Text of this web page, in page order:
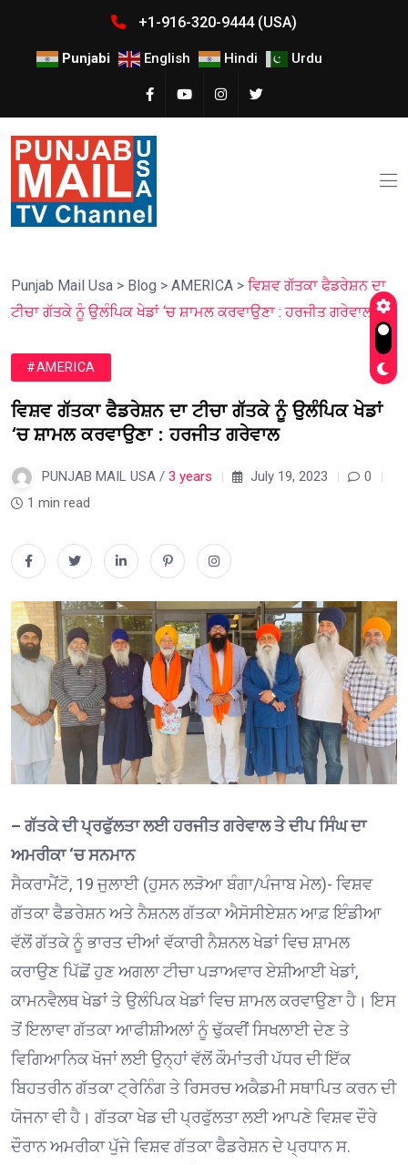
+1-916-320-9444 (USA)
Punjabi English Hindi Urdu
Punjab Mail Usa > Blog > AMERICA > ਵਿਸ਼ਵ ਗੱਤਕਾ ਫੈਡਰੇਸ਼ਨ ਦਾ
ਟੀਚਾ ਗੱਤਕੇ ਨੂੰ ਉਲੰਪਿਕ ਖੇਡਾਂ ‘ਚ ਸ਼ਾਮਲ ਕਰਵਾਉਣਾ : ਹਰਜੀਤ ਗਰੇਵਾਲ
#AMERICA
ਵਿਸ਼ਵ ਗੱਤਕਾ ਫੈਡਰੇਸ਼ਨ ਦਾ ਟੀਚਾ ਗੱਤਕੇ ਨੂੰ ਉਲੰਪਿਕ ਖੇਡਾਂ
‘ਚ ਸ਼ਾਮਲ ਕਰਵਾਉਣਾ : ਹਰਜੀਤ ਗਰੇਵਾਲ
PUNJAB MAIL USA / 3 years July 19, 2023
0
1 min read
– ਗੱਤਕੇ ਦੀ ਪ੍ਰਫੁੱਲਤਾ ਲਈ ਹਰਜੀਤ ਗਰੇਵਾਲ ਤੇ ਦੀਪ ਸਿੰਘ ਦਾ
ਅਮਰੀਕਾ ‘ਚ ਸਨਮਾਨ
ਸੈਕਰਾਮੈਂਟੋ, 19 ਜੁਲਾਈ (ਹੁਸਨ ਲੜੋਆ ਬੰਗਾ/ਪੰਜਾਬ ਮੇਲ)- ਵਿਸ਼ਵ
ਗੱਤਕਾ ਫੈਡਰੇਸ਼ਨ ਅਤੇ ਨੈਸ਼ਨਲ ਗੱਤਕਾ ਐਸੋਸੀਏਸ਼ਨ ਆਫ਼ ਇੰਡੀਆ
ਵੱਲੋਂ ਗੱਤਕੇ ਨੂੰ ਭਾਰਤ ਦੀਆਂ ਵੱਕਾਰੀ ਨੈਸ਼ਨਲ ਖੇਡਾਂ ਵਿਚ ਸ਼ਾਮਲ
ਕਰਾਉਣ ਪਿੱਛੋਂ ਹੁਣ ਅਗਲਾ ਟੀਚਾ ਪੜਾਅਵਾਰ ਏਸ਼ੀਆਈ ਖੇਡਾਂ,
ਕਾਮਨਵੈਲਥ ਖੇਡਾਂ ਤੇ ਉਲੰਪਿਕ ਖੇਡਾਂ ਵਿਚ ਸ਼ਾਮਲ ਕਰਵਾਉਣਾ ਹੈ। ਇਸ
ਤੋਂ ਇਲਾਵਾ ਗੱਤਕਾ ਆਫੀਸ਼ੀਅਲਾਂ ਨੂੰ ਢੁੱਕਵੀਂ ਸਿਖਲਾਈ ਦੇਣ ਤੇ
ਵਿਗਿਆਨਿਕ ਖੋਜਾਂ ਲਈ ਉਨ੍ਹਾਂ ਵੱਲੋਂ ਕੌਮਾਂਤਰੀ ਪੱਧਰ ਦੀ ਇੱਕ
ਬਿਹਤਰੀਨ ਗੱਤਕਾ ਟ੍ਰੇਨਿੰਗ ਤੇ ਰਿਸਰਚ ਅਕੈਡਮੀ ਸਥਾਪਿਤ ਕਰਨ ਦੀ
ਯੋਜਨਾ ਵੀ ਹੈ। ਗੱਤਕਾ ਖੇਡ ਦੀ ਪ੍ਰਫੁੱਲਤਾ ਲਈ ਆਪਣੇ ਵਿਸ਼ਵ ਦੌਰੇ
ਦੌਰਾਨ ਅਮਰੀਕਾ ਪੁੱਜੇ ਵਿਸ਼ਵ ਗੱਤਕਾ ਫੈਡਰੇਸ਼ਨ ਦੇ ਪ੍ਰਧਾਨ ਸ.